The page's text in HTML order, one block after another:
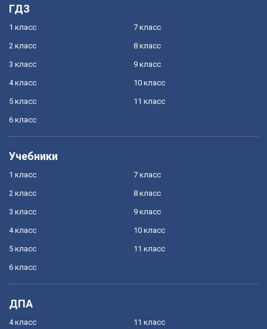
ГДЗ
1 класс
2 класс
3 класс
4 класс
5 класс
6 класс
7 класс
8 класс
9 класс
10 класс
11 класс
Учебники
1 класс
2 класс
3 класс
4 класс
5 класс
6 класс
7 класс
8 класс
9 класс
10 класс
11 класс
ДПА
4 класс 11 класс